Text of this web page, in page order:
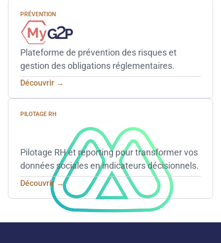
PRÉVENTION
Plateforme de prévention des risques et
gestion des obligations réglementaires.
Découvrir →
PILOTAGE RH
Pilotage RH et reporting pour transformer vos
données sociales en indicateurs décisionnels.
Découvrir →